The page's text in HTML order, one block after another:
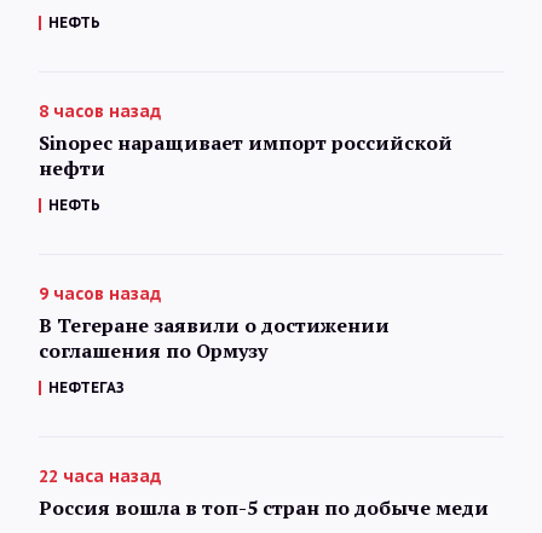
НЕФТЬ
8 часов назад
Sinopec наращивает импорт российской
нефти
НЕФТЬ
9 часов назад
В Тегеране заявили о достижении
соглашения по Ормузу
НЕФТЕГАЗ
22 часа назад
Россия вошла в топ-5 стран по добыче меди